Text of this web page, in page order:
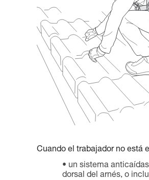
Cuando el trabajador no está
un sistema
dorsal del arnés, o